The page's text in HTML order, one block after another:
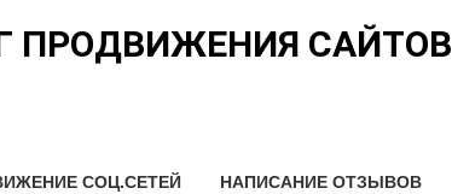
ПРОДВИЖЕНИЯ САЙТОВ
СОЦ.СЕТЕЙ НАПИСАНИЕ ОТЗЫВОВ